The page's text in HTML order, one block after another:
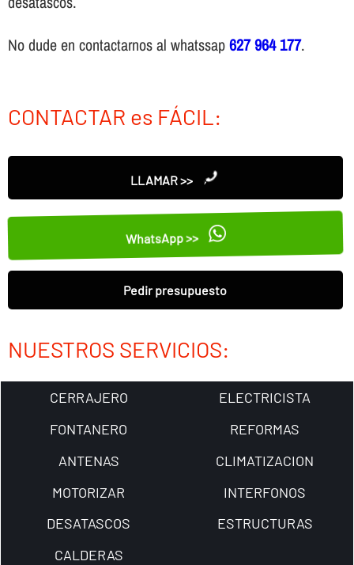
No dude en contactarnos al whatssap627 964 177.
CONTACTAR es FÁCIL:
LLAMAR >>
WhatsApp >>
Pedir presupuesto
NUESTROS SERVICIOS:
CERRAJERO
ELECTRICISTA
FONTANERO
REFORMAS
ANTENAS
CLIMATIZACION
MOTORIZAR
INTERFONOS
DESATASCOS
ESTRUCTURAS
CALDERAS